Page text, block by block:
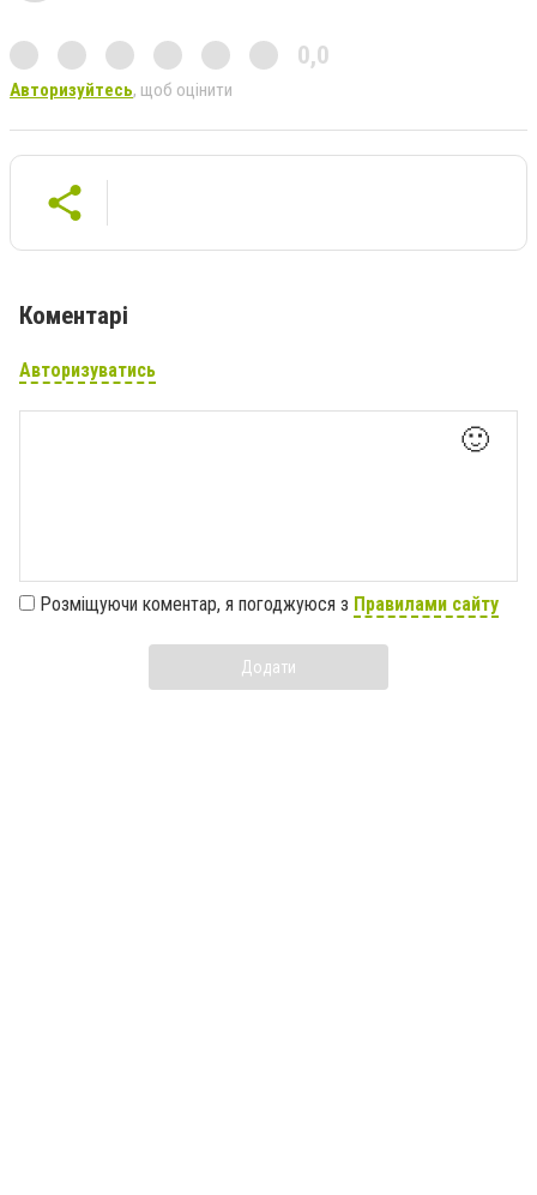
0,0
Авторизуйтесь, щоб оцінити
Коментарі
Авторизуватись
🙂
Розміщуючи коментар, я погоджуюся з Правилами сайту
Додати